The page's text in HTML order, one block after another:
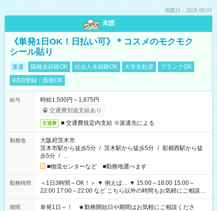
掲載日：2026.08.07
未読
《単発1日OK！日払い可》＊コスメのモクモク
シール貼り
派遣 職種未経験OK 社会人未経験OK 大学生歓迎
ブランクOK
WEB登録・面接OK
給与
時給1,500円～1,875円
交通費別途支給あり
交通費 ■ 交通費規定内支給 ※派遣先による
勤務地
大阪府茨木市
茨木市駅から徒歩5分 / 茨木駅から徒歩5分 / 彩都西駅から徒
歩5分 / …
■物流センターなど ■勤務地選べます
勤務時間
＜1日3時間～OK！＞ ▼ 例えば… ▼ 15:00～18:00 15:00～
22:00 17:00～22:00 など こちら以外の時間もお気軽にご相談く
ださい！
期間
単発1日～！ ★勤務開始日や期間はお気軽にご相談くださ